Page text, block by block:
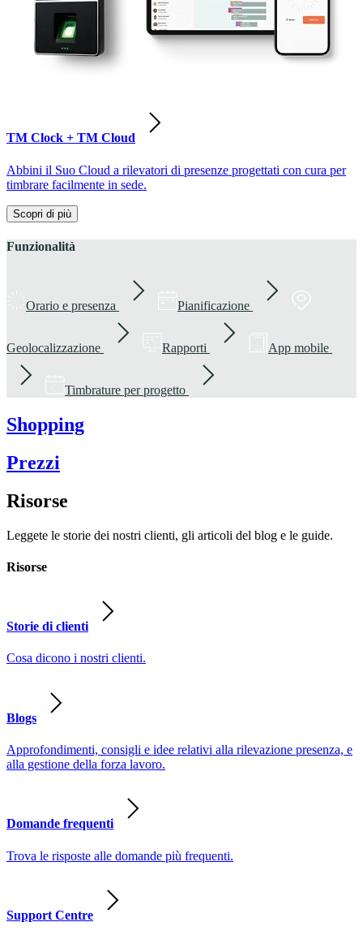
TM Clock + TM Cloud
Abbini il Suo Cloud a rilevatori di presenze progettati con cura per
timbrare facilmente in sede.
Scopri di più
Funzionalità
Orario e presenza Pianificazione
Geolocalizzazione Rapporti App mobile
Timbrature per progetto
Shopping
Prezzi
Risorse
Leggete le storie dei nostri clienti, gli articoli del blog e le guide.
Risorse
Storie di clienti
Cosa dicono i nostri clienti.
Blogs
Approfondimenti, consigli e idee relativi alla rilevazione presenza, e
alla gestione della forza lavoro.
Domande frequenti
Trova le risposte alle domande più frequenti.
Support Centre